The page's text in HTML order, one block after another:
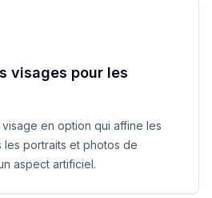
visages pour les
en option qui affine les
les portraits et photos de
aspect artificiel.